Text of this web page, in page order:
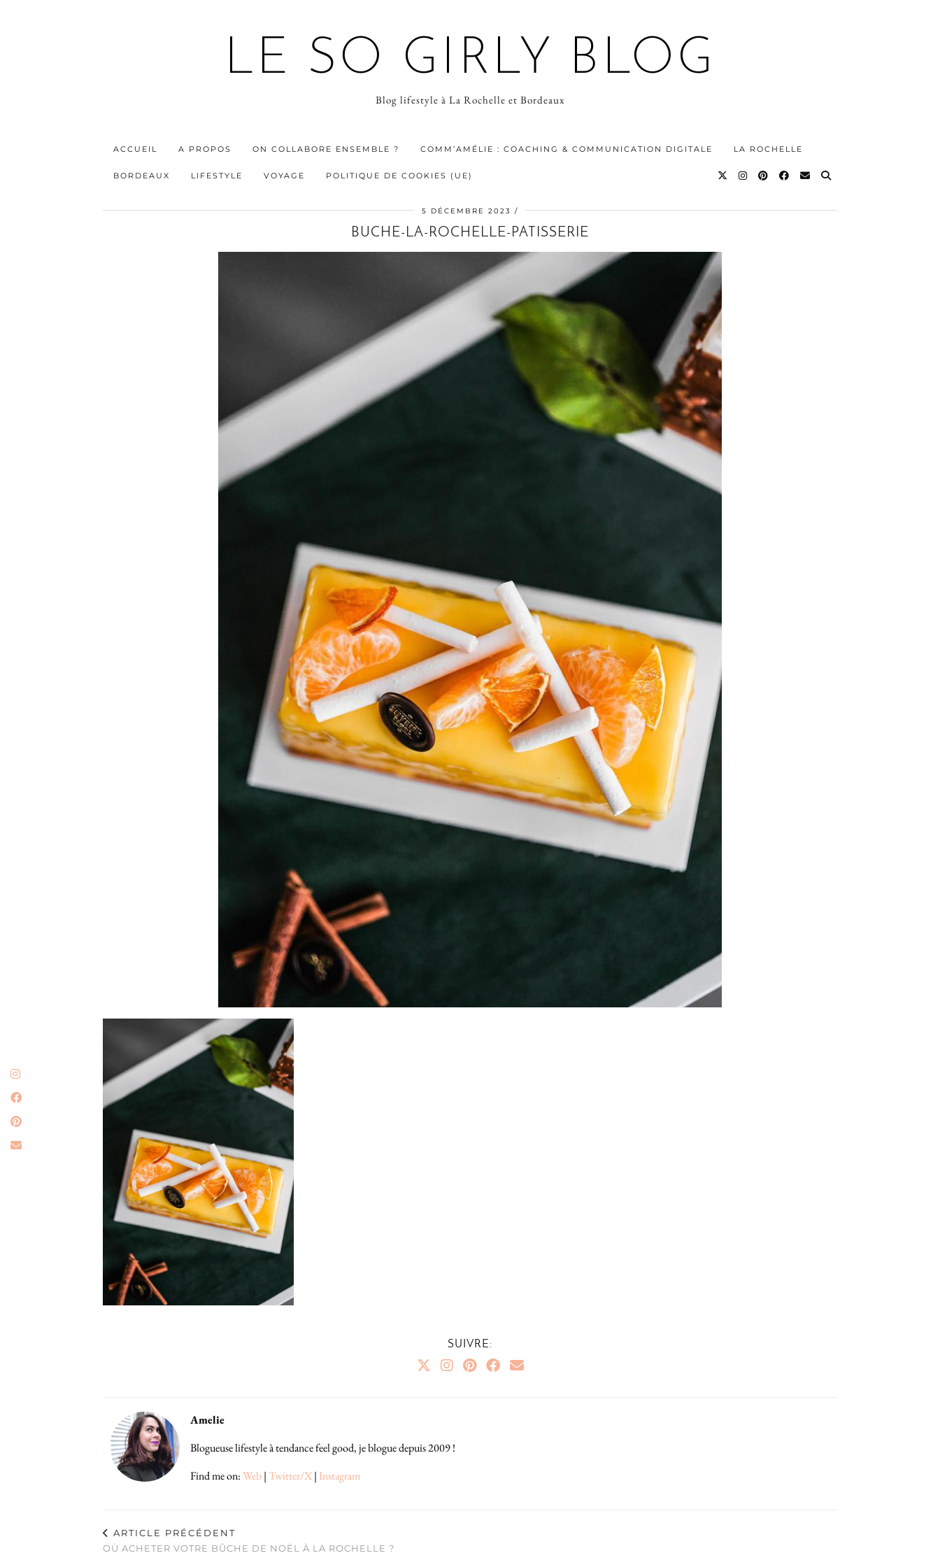
LE SO GIRLY BLOG
Blog lifestyle à La Rochelle et Bordeaux
ACCUEIL A PROPOS ON COLLABORE ENSEMBLE ? COMM’AMÉLIE : COACHING & COMMUNICATION DIGITALE LA ROCHELLE
BORDEAUX LIFESTYLE VOYAGE POLITIQUE DE COOKIES (UE)
5 DÉCEMBRE 2023
BUCHE-LA-ROCHELLE-PATISSERIE
SUIVRE:
Amelie
Blogueuse lifestyle à tendance feel good, je blogue depuis 2009 !
Find me on:Web|Twitter/X| Instagram
ARTICLE PRÉCÉDENT
OÙ ACHETER VOTRE BÛCHE DE NOËL À LA ROCHELLE ?